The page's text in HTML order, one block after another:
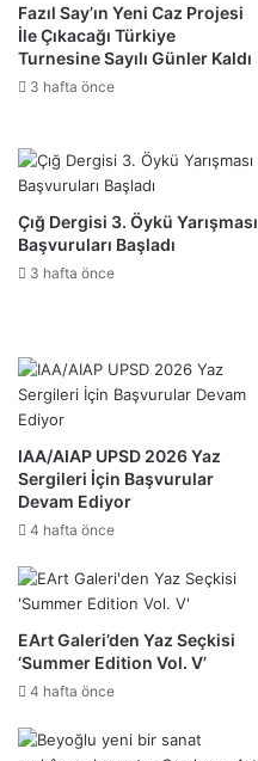
Fazıl Say’ın Yeni Caz Projesi
İle Çıkacağı Türkiye
Turnesine Sayılı Günler Kaldı
3 hafta önce
Çığ Dergisi 3. Öykü Yarışması
Başvuruları Başladı
3 hafta önce
IAA/AIAP UPSD 2026 Yaz
Sergileri İçin Başvurular
Devam Ediyor
4 hafta önce
EArt Galeri’den Yaz Seçkisi
‘Summer Edition Vol. V’
4 hafta önce